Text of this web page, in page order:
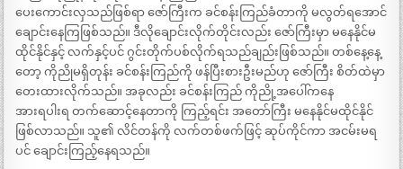
ပေးကောင်းလှသည်ဖြစ်ရာ ဇော်ကြီးက ခင်စန်းကြည်ခံတာကို မလွတ်ရအောင်
ချောင်းနေကြဖြစ်သည်။ ဒီလိုချောင်းလိုက်တိုင်းလည်း ဇော်ကြီးမှာ မနေနိုင်မ
ထိုင်နိုင်နှင့် လက်နှင့်ပင် ဂွင်းတိုက်ပစ်လိုက်ရသည်ချည်းဖြစ်သည်။ တစ်နေ့နေ့
တော့ ကိုညိုမရှိတုန်း ခင်စန်းကြည်ကို ဖန်ပြီးစားဦးမည်ဟု ဇော်ကြီး စိတ်ထဲမှာ
တေးထားလိုက်သည်။ အခုလည်း ခင်စန်းကြည် ကိုညို့အပေါ်ကနေ
အားရပါးရ တက်ဆောင့်နေတာကို ကြည့်ရင်း အတော်ကြီး မနေနိုင်မထိုင်နိုင်
ဖြစ်လာသည်။ သူ၏ လိင်တန်ကို လက်တစ်ဖက်ဖြင့် ဆုပ်ကိုင်ကာ အငမ်းမရ
ပင် ချောင်းကြည့်နေရသည်။